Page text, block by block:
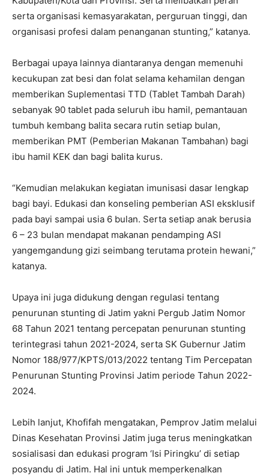
serta organisasi kemasyarakatan, perguruan tinggi, dan
organisasi profesi dalam penanganan stunting,” katanya.
Berbagai upaya lainnya diantaranya dengan memenuhi
kecukupan zat besi dan folat selama kehamilan dengan
memberikan Suplementasi TTD (Tablet Tambah Darah)
sebanyak 90 tablet pada seluruh ibu hamil, pemantauan
tumbuh kembang balita secara rutin setiap bulan,
memberikan PMT (Pemberian Makanan Tambahan) bagi
ibu hamil KEK dan bagi balita kurus.
“Kemudian melakukan kegiatan imunisasi dasar lengkap
bagi bayi. Edukasi dan konseling pemberian ASI eksklusif
pada bayi sampai usia 6 bulan. Serta setiap anak berusia
6 – 23 bulan mendapat makanan pendamping ASI
yangemgandung gizi seimbang terutama protein hewani,”
katanya.
Upaya ini juga didukung dengan regulasi tentang
penurunan stunting di Jatim yakni Pergub Jatim Nomor
68 Tahun 2021 tentang percepatan penurunan stunting
terintegrasi tahun 2021-2024, serta SK Gubernur Jatim
Nomor 188/977/KPTS/013/2022 tentang Tim Percepatan
Penurunan Stunting Provinsi Jatim periode Tahun 2022-
2024.
Lebih lanjut, Khofifah mengatakan, Pemprov Jatim melalui
Dinas Kesehatan Provinsi Jatim juga terus meningkatkan
sosialisasi dan edukasi program ‘Isi Piringku’ di setiap
posyandu di Jatim. Hal ini untuk memperkenalkan